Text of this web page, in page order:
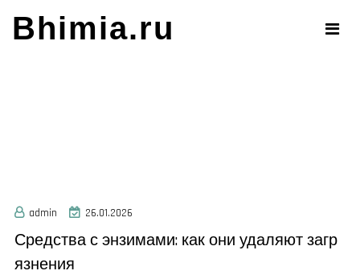
Bhimia.ru
admin 26.01.2026
Средства с энзимами: как они удаляют загр
язнения